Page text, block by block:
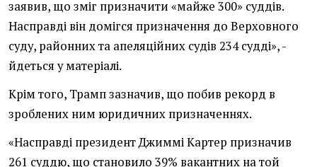
заявив, що зміг призначити «майже 300» суддів.
Насправді він домігся призначення до Верховного
суду, районних та апеляційних судів 234 судді», -
йдеться у матеріалі.
Крім того, Трамп зазначив, що побив рекорд в
зроблених ним юридичних призначеннях.
«Насправді президент Джиммі Картер призначив
261 суддю, що становило 39% вакантних на той